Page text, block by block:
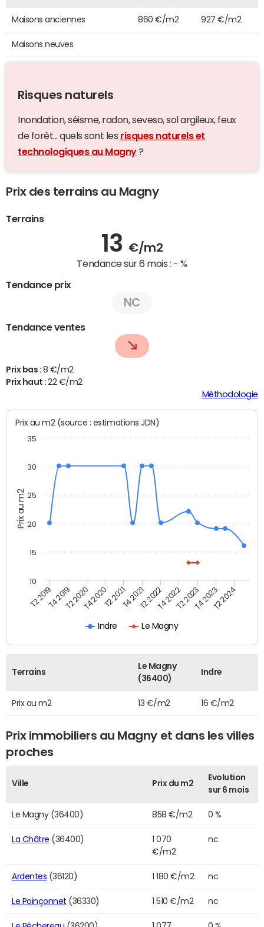
Maisons anciennes 860 €/m2 927 €/m2
Maisons neuves
Risques naturels
Inondation, séisme, radon, seveso, sol argileux, feux
de forêt... quels sont les risques naturels et
technologiques au Magny?
Prix des terrains au Magny
Terrains
13 €/m2
Tendance sur 6 mois : - %
Tendance prix
NC
Tendance ventes
Prix bas : 8 €/m2
Prix haut :22 €/m2
Méthodologie
Prix au m2
Prix au m2 (source : estimations JDN)
Indre Le Magny
T2 2019T4 2019T2 2020T4 2020T2 2021T4 2021T2 2022T4 2022T2 2023T4 2023T2 2024
10
15
20
25
30
35
Terrains
Le Magny
(36400)
Indre
Prix au m2 13 €/m2 16 €/m2
Prix immobiliers au Magny et dans les villes
proches
Ville Prix du m2
Evolution
sur 6 mois
Le Magny (36400) 858 €/m2 0 %
La Châtre (36400)
1 070
€/m2
nc
Ardentes (36120) 1 180 €/m2 nc
Le Poinçonnet (36330) 1 510 €/m2 nc